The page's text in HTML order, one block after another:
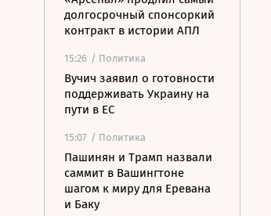
долгосрочный спонсоркий
контракт в истории АПЛ
15:26 / Политика
Вучич заявил о готовности
поддерживать Украину на
пути в ЕС
15:07 / Политика
Пашинян и Трамп назвали
саммит в Вашингтоне
шагом к миру для Еревана
и Баку